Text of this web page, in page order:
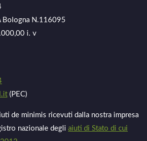
Bologna N.116095
i. v
(PEC)
de minimis ricevuti dalla nostra impresa
nazionale degli aiuti di Stato di cui